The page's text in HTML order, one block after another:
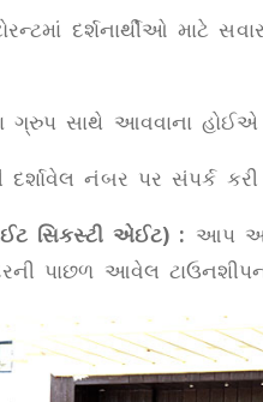
દર્શનાર્થીઓ માટે
ગ્રુપ સાથે આવવાના હોઈએ
દર્શાવેલ નંબર પર સંપર્ક
સિક્સ્ટી એઈટ) : આપ આ
પાછળ આવેલ